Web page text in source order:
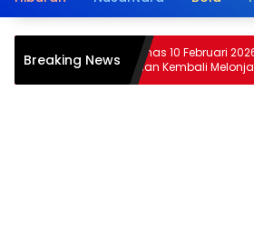
Breaking NewsHarga Emas 10 Februari 2026:
Pegadaian Kembali Melonjak